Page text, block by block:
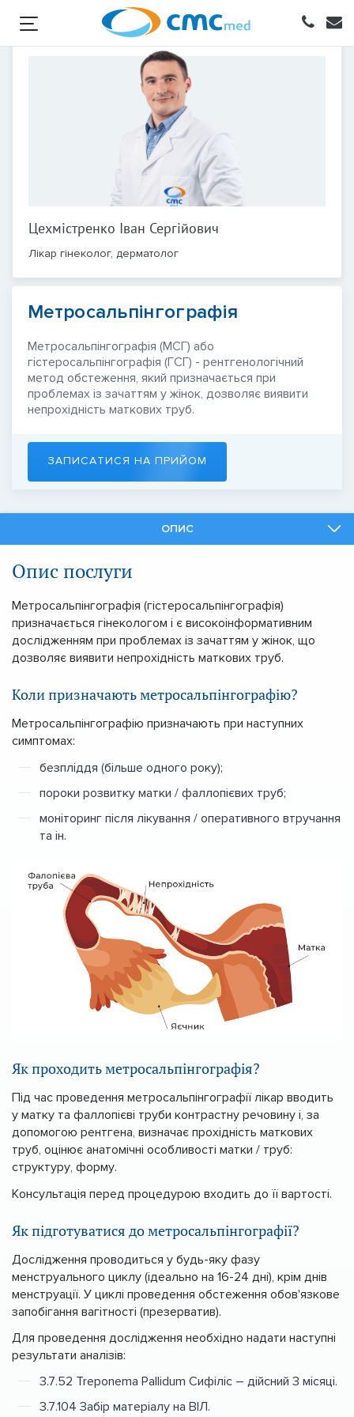
Цехмістренко Іван Сергійович
Лікар гінеколог, дерматолог
Метросальпінгографія
Метросальпінгографія (МСГ) або
гістеросальпінгографія (ГСГ) - рентгенологічний
метод обстеження, який призначається при
проблемах із зачаттям у жінок, дозволяє виявити
непрохідність маткових труб.
ЗАПИСАТИСЯ НА ПРИЙОМ
ОПИС
Опис послуги
Метросальпінгографія (гістеросальпінгографія)
призначається гінекологом і є високоінформативним
дослідженням при проблемах із зачаттям у жінок, що
дозволяє виявити непрохідність маткових труб.
Коли призначають метросальпінгографію?
Метросальпінгографію призначають при наступних
симптомах:
безпліддя (більше одного року);
пороки розвитку матки / фаллопієвих труб;
моніторинг після лікування / оперативного втручання
та ін.
Як проходить метросальпінгографія?
Під час проведення метросальпінгографії лікар вводить
у матку та фаллопієві труби контрастну речовину і, за
допомогою рентгена, визначає прохідність маткових
труб, оцінює анатомічні особливості матки / труб:
структуру, форму.
Консультація перед процедурою входить до її вартості.
Як підготуватися до метросальпінгографії?
Дослідження проводиться у будь-яку фазу
менструального циклу (ідеально на 16-24 дні), крім днів
менструації. У циклі проведення обстеження обов'язкове
запобігання вагітності (презерватив).
Для проведення дослідження необхідно надати наступні
результати аналізів:
3.7.52 Treponema Pallidum Сифіліс – дійсний 3 місяці.
3.7.104 Забір матеріалу на ВІЛ.